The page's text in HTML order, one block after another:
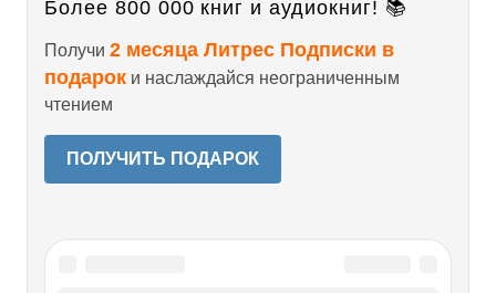
Более 800 000 книг и аудиокниг! 📚
Получи 2 месяца Литрес Подписки в
подарок и наслаждайся неограниченным
чтением
ПОЛУЧИТЬ ПОДАРОК